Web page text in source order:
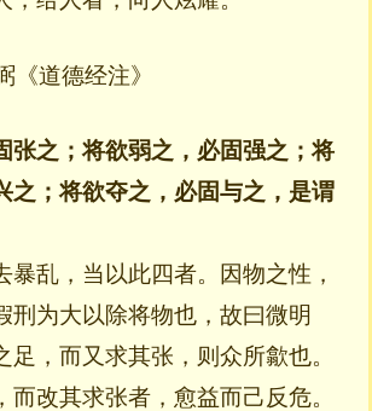
《道德经注》
张之；将欲弱之，必固强之；将
之；将欲夺之，必固与之，是谓
暴乱，当以此四者。因物之性，
刑为大以除将物也，故曰微明
足，而又求其张，则众所歙也。
而改其求张者，愈益而己反危。